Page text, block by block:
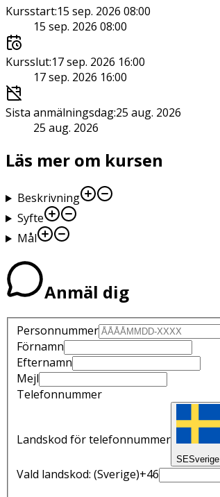
Kursstart:15 sep. 2026 08:00
15 sep. 2026 08:00
Kursslut:17 sep. 2026 16:00
17 sep. 2026 16:00
Sista anmälningsdag:25 aug. 2026
25 aug. 2026
Läs mer om kursen
Beskrivning
Syfte
Mål
Anmäl dig
Personnummer
Förnamn
Efternamn
Mejl
Telefonnummer
Landskod för telefonnummer
SESverige
Vald landskod: (Sverige)+46